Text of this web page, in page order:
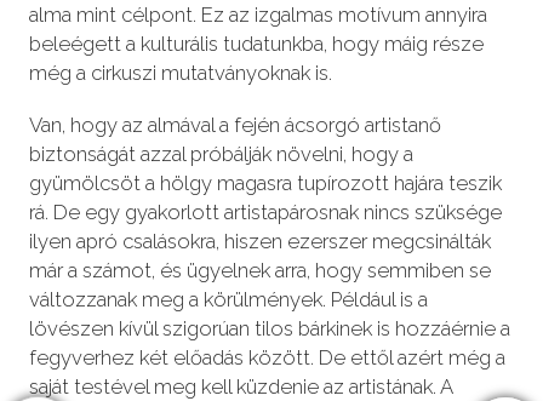
alma mint célpont. Ez az izgalmas motívum annyira
beleégett a kulturális tudatunkba, hogy máig része
még a cirkuszi mutatványoknak is.
Van, hogy az almával a fején ácsorgó artistanő
biztonságát azzal próbálják növelni, hogy a
gyümölcsöt a hölgy magasra tupírozott hajára teszik
rá. De egy gyakorlott artistapárosnak nincs szüksége
ilyen apró csalásokra, hiszen ezerszer megcsinálták
már a számot, és ügyelnek arra, hogy semmiben se
változzanak meg a körülmények. Például is a
lövészen kívül szigorúan tilos bárkinek is hozzáérnie a
fegyverhez két előadás között. De ettől azért még a
saját testével meg kell küzdenie az artistának. A